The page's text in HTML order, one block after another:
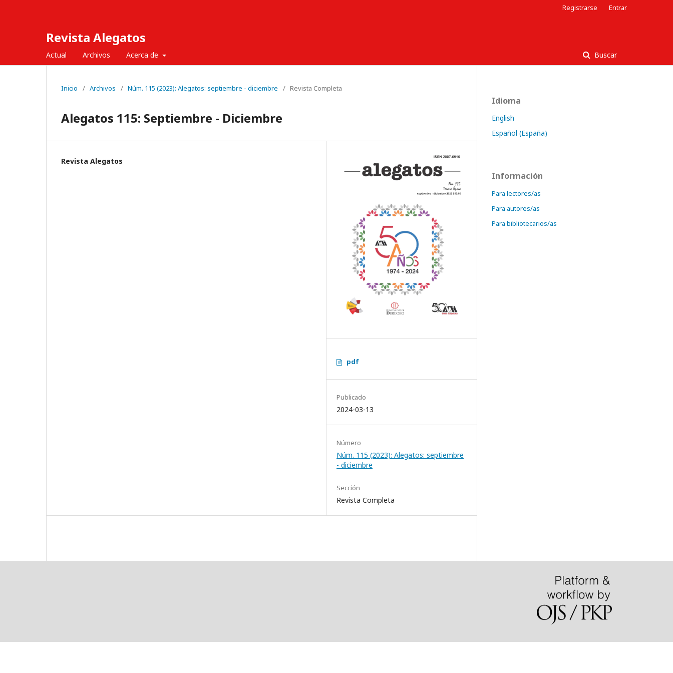
Revista Alegatos
Actual Archivos Acerca de Buscar
Registrarse Entrar
Inicio / Archivos / Núm. 115 (2023): Alegatos: septiembre - diciembre / Revista Completa
Alegatos 115: Septiembre - Diciembre
Revista Alegatos
pdf
Publicado
2024-03-13
Número
Núm. 115 (2023): Alegatos: septiembre
- diciembre
Sección
Revista Completa
Idioma
English
Español (España)
Información
Para lectores/as
Para autores/as
Para bibliotecarios/as